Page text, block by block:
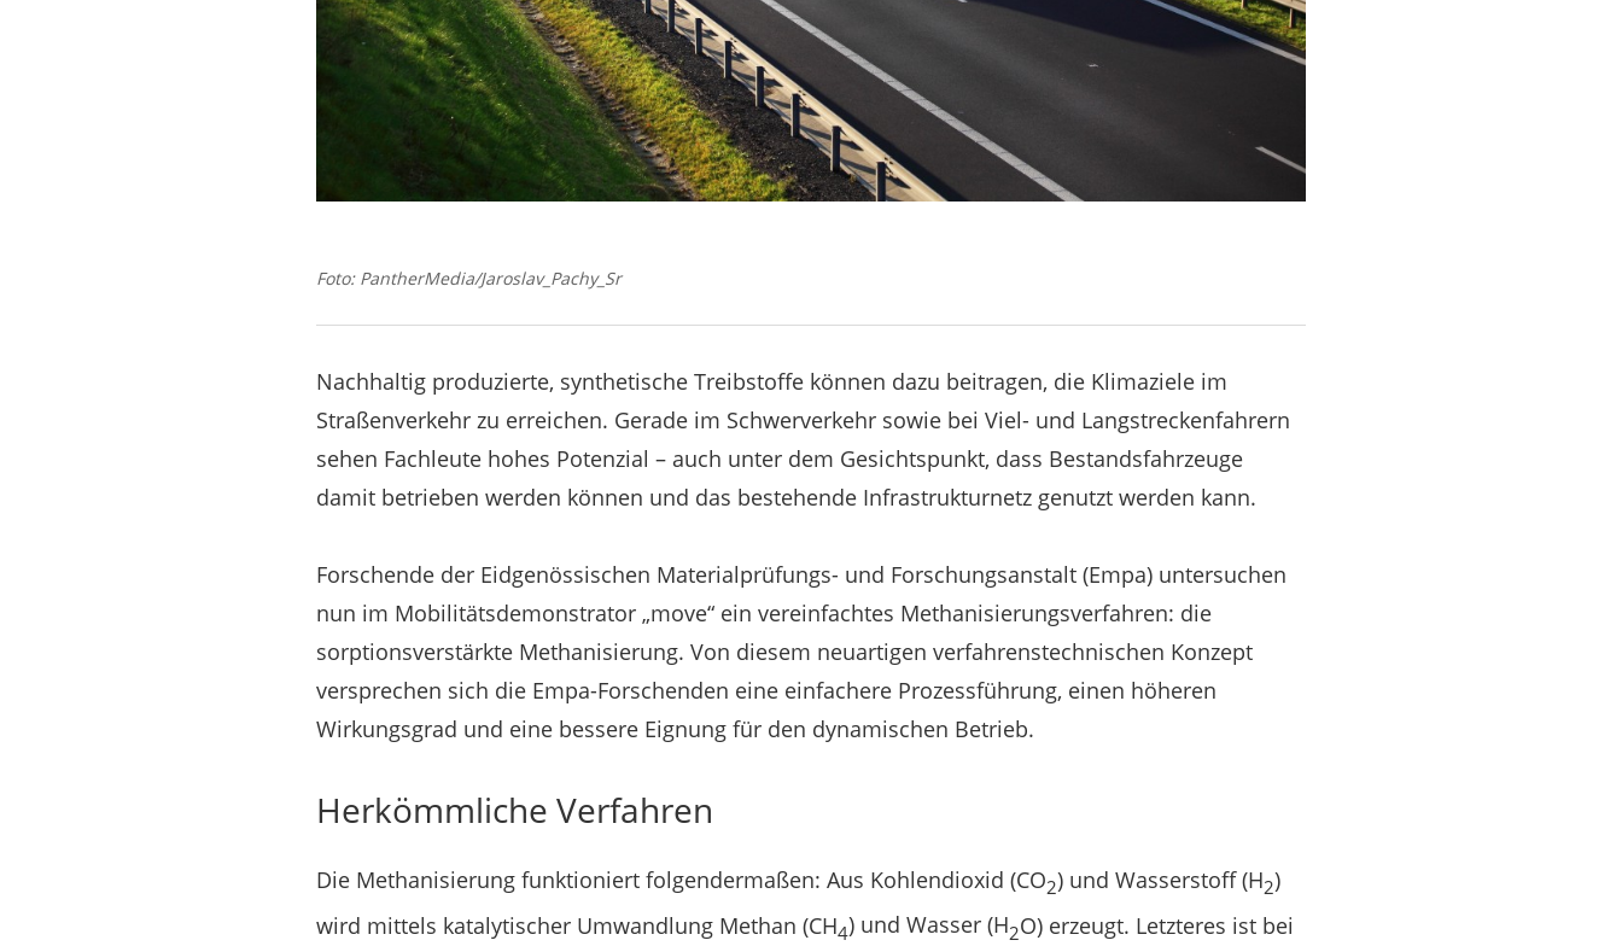
Foto: PantherMedia/Jaroslav_Pachy_Sr
Nachhaltig produzierte, synthetische Treibstoffe können dazu beitragen, die Klimaziele im
Straßenverkehr zu erreichen. Gerade im Schwerverkehr sowie bei Viel- und Langstreckenfahrern
sehen Fachleute hohes Potenzial – auch unter dem Gesichtspunkt, dass Bestandsfahrzeuge
damit betrieben werden können und das bestehende Infrastrukturnetz genutzt werden kann.
Forschende der Eidgenössischen Materialprüfungs- und Forschungsanstalt (Empa) untersuchen
nun im Mobilitätsdemonstrator „move“ ein vereinfachtes Methanisierungsverfahren: die
sorptionsverstärkte Methanisierung. Von diesem neuartigen verfahrenstechnischen Konzept
versprechen sich die Empa-Forschenden eine einfachere Prozessführung, einen höheren
Wirkungsgrad und eine bessere Eignung für den dynamischen Betrieb.
Herkömmliche Verfahren
Die Methanisierung funktioniert folgendermaßen: Aus Kohlendioxid (CO2) und Wasserstoff (H2)
wird mittels katalytischer Umwandlung Methan (CH4) und Wasser (H2O) erzeugt. Letzteres ist bei